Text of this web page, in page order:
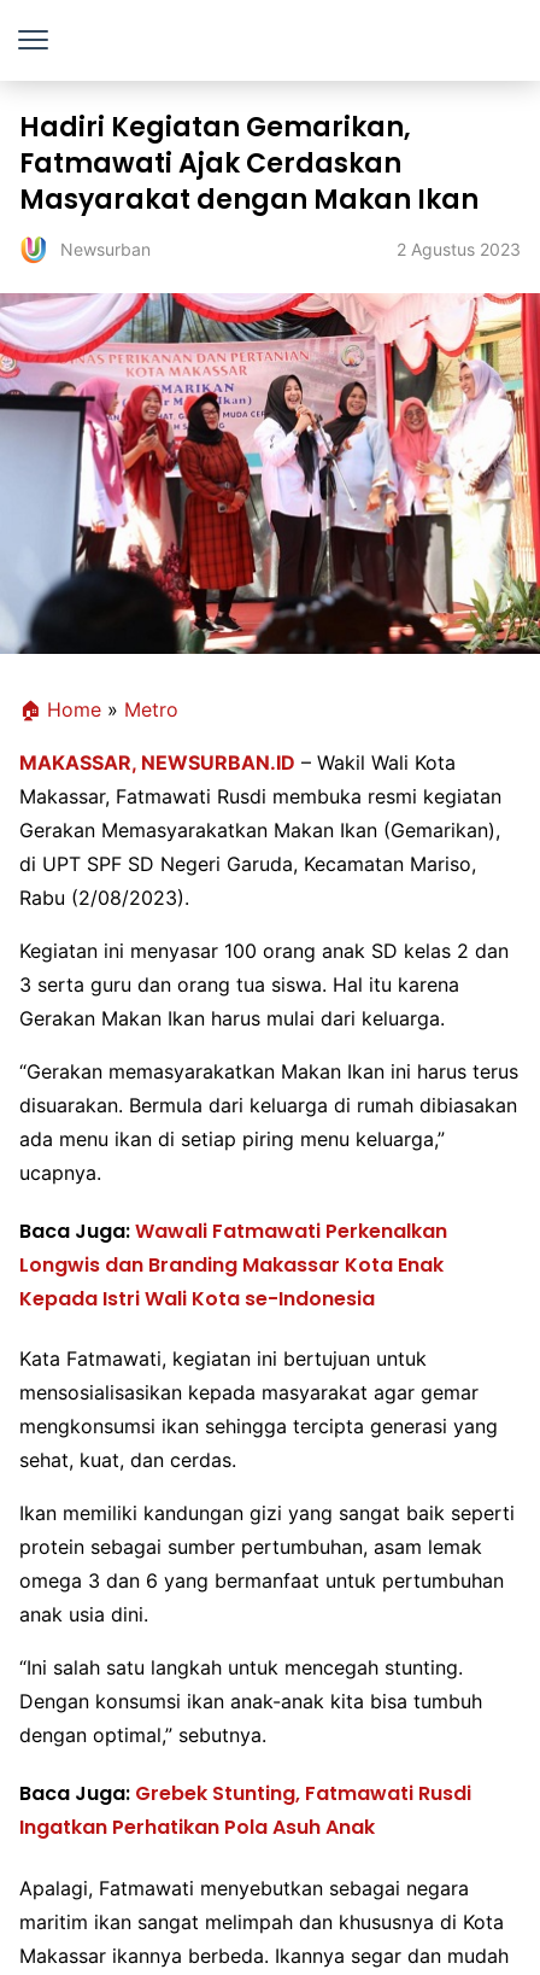
Hadiri Kegiatan Gemarikan,
Fatmawati Ajak Cerdaskan
Masyarakat dengan Makan Ikan
Newsurban 2 Agustus 2023
🏠 Home » Metro
MAKASSAR, NEWSURBAN.ID – Wakil Wali Kota
Makassar, Fatmawati Rusdi membuka resmi kegiatan
Gerakan Memasyarakatkan Makan Ikan (Gemarikan),
di UPT SPF SD Negeri Garuda, Kecamatan Mariso,
Rabu (2/08/2023).
Kegiatan ini menyasar 100 orang anak SD kelas 2 dan
3 serta guru dan orang tua siswa. Hal itu karena
Gerakan Makan Ikan harus mulai dari keluarga.
“Gerakan memasyarakatkan Makan Ikan ini harus terus
disuarakan. Bermula dari keluarga di rumah dibiasakan
ada menu ikan di setiap piring menu keluarga,”
ucapnya.
Baca Juga:Wawali Fatmawati Perkenalkan
Longwis dan Branding Makassar Kota Enak
Kepada Istri Wali Kota se-Indonesia
Kata Fatmawati, kegiatan ini bertujuan untuk
mensosialisasikan kepada masyarakat agar gemar
mengkonsumsi ikan sehingga tercipta generasi yang
sehat, kuat, dan cerdas.
Ikan memiliki kandungan gizi yang sangat baik seperti
protein sebagai sumber pertumbuhan, asam lemak
omega 3 dan 6 yang bermanfaat untuk pertumbuhan
anak usia dini.
“Ini salah satu langkah untuk mencegah stunting.
Dengan konsumsi ikan anak-anak kita bisa tumbuh
dengan optimal,” sebutnya.
Baca Juga: Grebek Stunting, Fatmawati Rusdi
Ingatkan Perhatikan Pola Asuh Anak
Apalagi, Fatmawati menyebutkan sebagai negara
maritim ikan sangat melimpah dan khususnya di Kota
Makassar ikannya berbeda. Ikannya segar dan mudah